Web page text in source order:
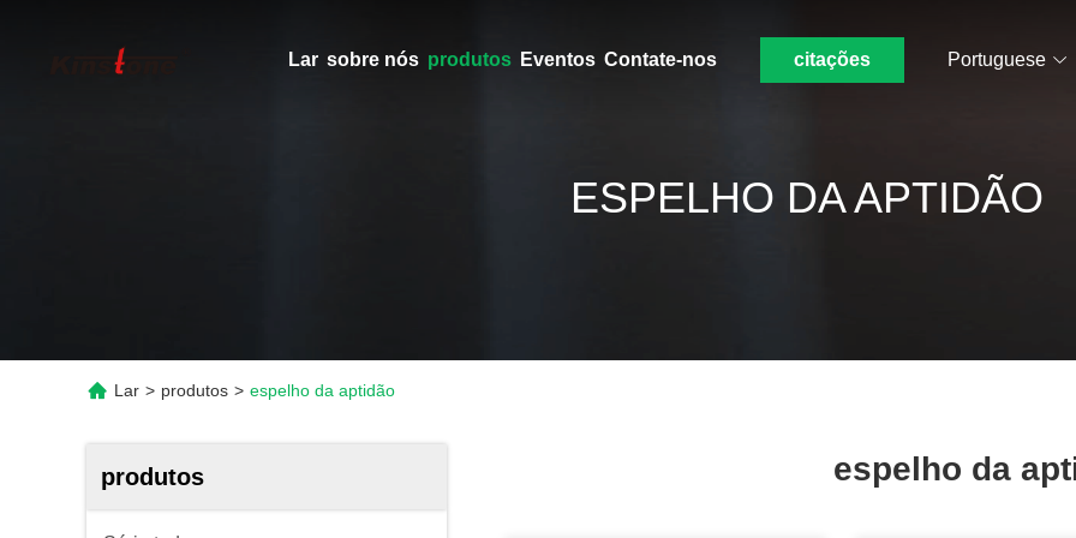
Lar sobre nós produtos Eventos Contate-nos citações Portuguese
ESPELHO DA APTIDÃO
Lar > produtos > espelho da aptidão
produtos espelho da